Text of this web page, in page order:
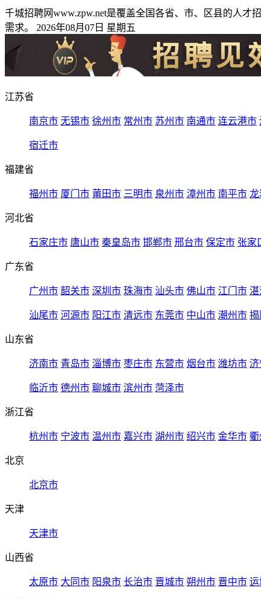
千城招聘网www.zpw.net是覆盖全国各省、市、区县的人
需求。 2026年08月07日 星期五
江苏省
南京市 无锡市 徐州市 常州市 苏州市 南通市 连云港市
宿迁市
福建省
福州市 厦门市 莆田市 三明市 泉州市 漳州市 南平市 龙
河北省
石家庄市 唐山市 秦皇岛市 邯郸市 邢台市 保定市 张家
广东省
广州市 韶关市 深圳市 珠海市 汕头市 佛山市 江门市 湛
汕尾市 河源市 阳江市 清远市 东莞市 中山市 潮州市 揭
山东省
济南市 青岛市 淄博市 枣庄市 东营市 烟台市 潍坊市 济
临沂市 德州市 聊城市 滨州市 菏泽市
浙江省
杭州市 宁波市 温州市 嘉兴市 湖州市 绍兴市 金华市 衢
北京
北京市
天津
天津市
山西省
太原市 大同市 阳泉市 长治市 晋城市 朔州市 晋中市 运